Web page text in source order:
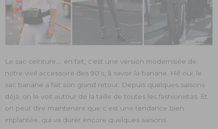
Le sac ceinture…. en fait, c’est une version modernisée de
notre vieil accessoire des 90’s, à savoir la banane. Hé oui, le
sac banane a fait son grand retour. Depuis quelques saisons
déjà, on le voit autour de la taille de toutes les fashionistas. Et
on peut dire maintenant que c’est une tendance bien
implantée, qui va durer encore quelques saisons.